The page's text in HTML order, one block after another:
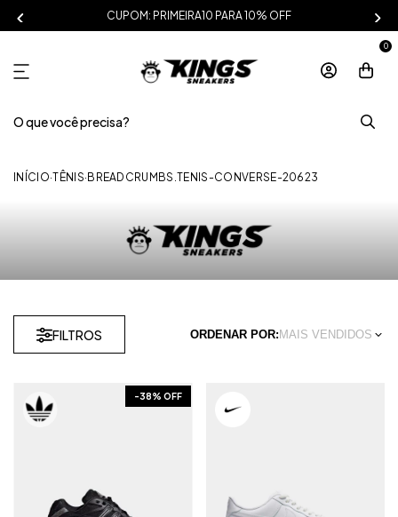
CUPOM: PRIMEIRA10 PARA 10% OFF
0
INÍCIO·TÊNIS· BREADCRUMBS.TENIS-CONVERSE-20623
FILTROS ORDENAR POR: MAIS VENDIDOS
-38% OFF